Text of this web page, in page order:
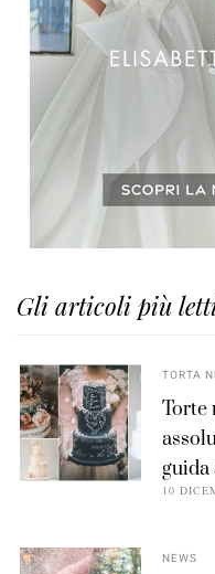
Gli articoli più
TORTA
Torte
guida
10
NEWS